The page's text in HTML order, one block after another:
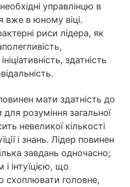
управлінцю в
вже в юному віці.
риси лідера, як
здатність
мати здатність до
для розуміння загальної
невеликої кількості
і знань. Лідер повинен
завдань одночасно;
і інтуїцією, що
схоплювати головне,